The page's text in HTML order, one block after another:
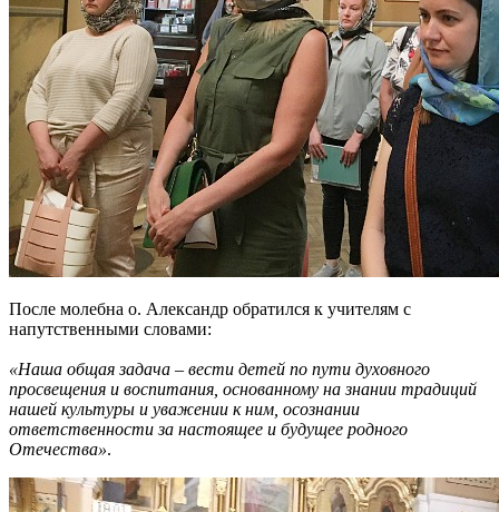
После молебна о. Александр обратился к учителям с
напутственными словами:
«Наша общая задача – вести детей по пути духовного
просвещения и воспитания, основанному на знании традиций
нашей культуры и уважении к ним, осознании
ответственности за настоящее и будущее родного
Отечества».